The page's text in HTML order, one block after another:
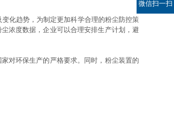
化趋势，为制定更加科学合理的粉尘防控策
浓度数据，企业可以合理安排生产计划，避
对环保生产的严格要求。同时，粉尘装置的
微信扫一扫